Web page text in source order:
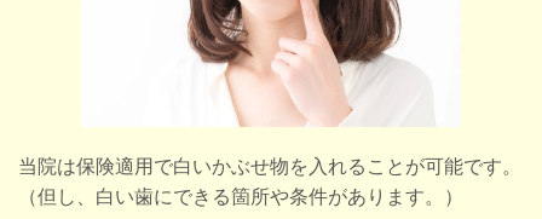
当院は保険適用で白いかぶせ物を入れることが可能です。
（但し、白い歯にできる箇所や条件があります。）